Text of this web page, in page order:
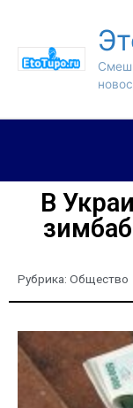
В
Рубрика: Общество